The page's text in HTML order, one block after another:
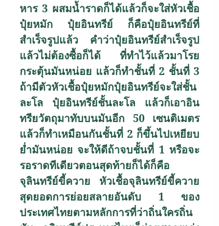
หาร 3 ผสมน้ำราดก็ได้แล้วก็จะใส่หัวเชื้อ
ปุ๋ยหมัก ปุ๋ยอินทรีย์ ก็คือปุ๋ยอินทรีย์ที่
สำเร็จรูปแล้ว คำว่าปุ๋ยอินทรีย์สำเร็จรูป
แล้วไม่ต้องซื้อก็ได้ ที่ทำไว้แล้วมาโรย
กระตุ้นมันหน่อย แล้วก็ทำชั้นที่ 2 ชั้นที่ 3
ถ้ามีตัวหัวเชื้อปุ๋ยหมักปุ๋ยอินทรีย์จะใส่ชั้น
ละโล ปุ๋ยอินทรีย์ชั้นละโล แล้วก็เอาอิน
ทรียวัตถุมาทับบนมันอีก 50 เซนติเมตร
แล้วก็ทำเหมือนกันชั้นที่ 2 ก็ขึ้นไปเหยียบ
ย่ำมันหน่อย จะให้ดีถ้าจบชั้นที่ 1 หรือจะ
รอราดทีเดียวตอนสุดท้ายก็ได้ก็คือ
จุลินทรีย์ขี้ควาย หัวเชื้อจุลินทรีย์ขี้ควาย
สุดยอดการย่อยสลายอันดับ 1 ของ
ประเทศไทยตามหลักการที่ว่าถิ่นใครถิ่น